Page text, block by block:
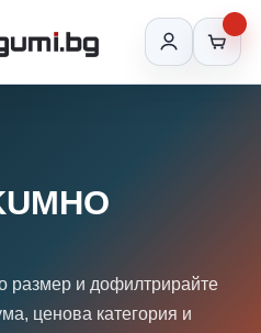
размер и дофилтрирайте
ценова категория и